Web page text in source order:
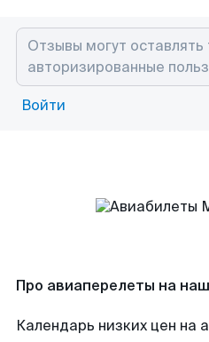
Войти
Про авиаперелеты на
Календарь низких цен на